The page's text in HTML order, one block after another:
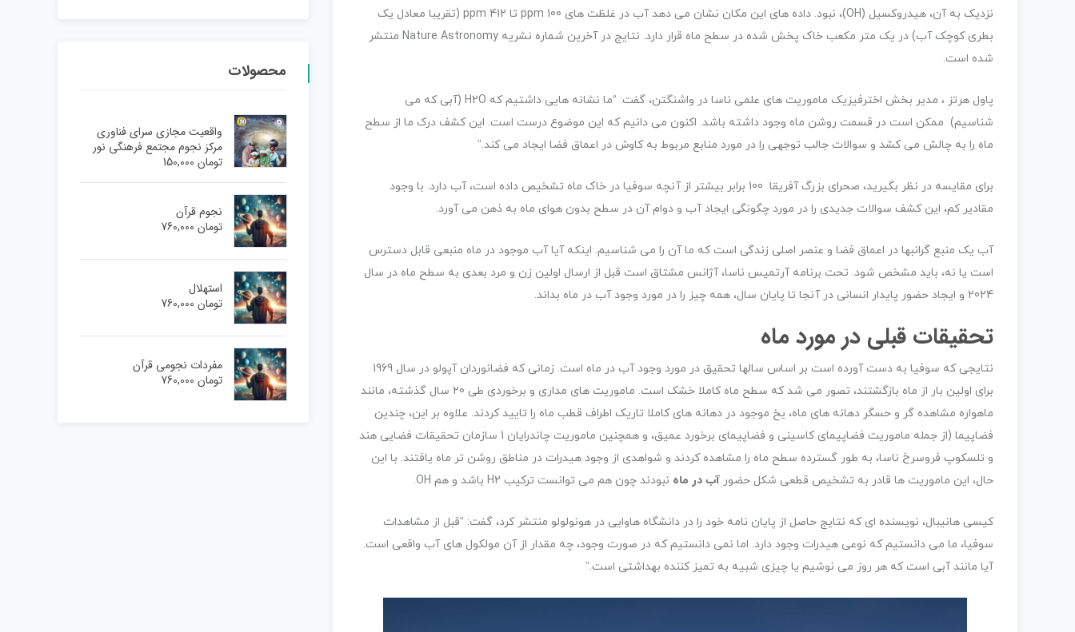
نزدیک به آن، هیدروکسیل (OH)، نبود. داده های این مکان نشان می دهد آب در غلظت های ppm 100 تا ppm 412 (تقریبا معادل یک
بطری کوچک آب) در یک متر مکعب خاک پخش شده در سطح ماه قرار دارد. نتایج در آخرین شماره نشریه Nature Astronomy منتشر
شده است.
پاول هرتز ، مدیر بخش اخترفیزیک ماموریت های علمی ناسا در واشنگتن، گفت: “ما نشانه هایی داشتیم که H2O (آبی که می
شناسیم) ممکن است در قسمت روشن ماه وجود داشته باشد. اکنون می دانیم که این موضوع درست است. این کشف درک ما از سطح
ماه را به چالش می کشد و سوالات جالب توجهی را در مورد منابع مربوط به کاوش در اعماق فضا ایجاد می کند.”
برای مقایسه در نظر بگیرید، صحرای بزرگ آفریقا 100 برابر بیشتر از آنچه سوفیا در خاک ماه تشخیص داده است، آب دارد. با وجود
مقادیر کم، این کشف سوالات جدیدی را در مورد چگونگی ایجاد آب و دوام آن در سطح بدون هوای ماه به ذهن می آورد.
آب یک منبع گرانبها در اعماق فضا و عنصر اصلی زندگی است که ما آن را می شناسیم. اینکه آیا آب موجود در ماه منبعی قابل دسترس
است یا نه، باید مشخص شود. تحت برنامه آرتمیس ناسا، آژانس مشتاق است قبل از ارسال اولین زن و مرد بعدی به سطح ماه در سال
2024 و ایجاد حضور پایدار انسانی در آنجا تا پایان سال، همه چیز را در مورد وجود آب در ماه بداند.
تحقیقات قبلی در مورد ماه
نتایجی که سوفیا به دست آورده است بر اساس سالها تحقیق در مورد وجود آب در ماه است. زمانی که فضانوردان آپولو در سال 1969
برای اولین بار از ماه بازگشتند، تصور می شد که سطح ماه کاملا خشک است. ماموریت های مداری و برخوردی طی 20 سال گذشته، مانند
ماهواره مشاهده گر و حسگر دهانه های ماه، یخ موجود در دهانه های کاملا تاریک اطراف قطب ماه را تایید کردند. علاوه بر این، چندین
فضاپیما (از جمله ماموریت فضاپیمای کاسینی و فضاپیمای برخورد عمیق، و همچنین ماموریت چاندرایان 1 سازمان تحقیقات فضایی هند
و تلسکوپ فروسرخ ناسا، به طور گسترده سطح ماه را مشاهده کردند و شواهدی از وجود هیدرات در مناطق روشن تر ماه یافتند. با این
حال، این ماموریت ها قادر به تشخیص قطعی شکل حضور آب در ماه نبودند چون هم می توانست ترکیب H2 باشد و هم OH.
کیسی هانیبال، نویسنده ای که نتایج حاصل از پایان نامه خود را در دانشگاه هاوایی در هونولولو منتشر کرد، گفت: “قبل از مشاهدات
سوفیا، ما می دانستیم که نوعی هیدرات وجود دارد. اما نمی دانستیم که در صورت وجود، چه مقدار از آن مولکول های آب واقعی است.
آیا مانند آبی است که هر روز می نوشیم یا چیزی شبیه به تمیز کننده بهداشتی است.”
محصولات
واقعیت مجازی سرای فناوری
مرکز نجوم مجتمع فرهنگی نور
تومان
نجوم قرآن
تومان
استهلال
تومان
مفردات نجومی قرآن
تومان